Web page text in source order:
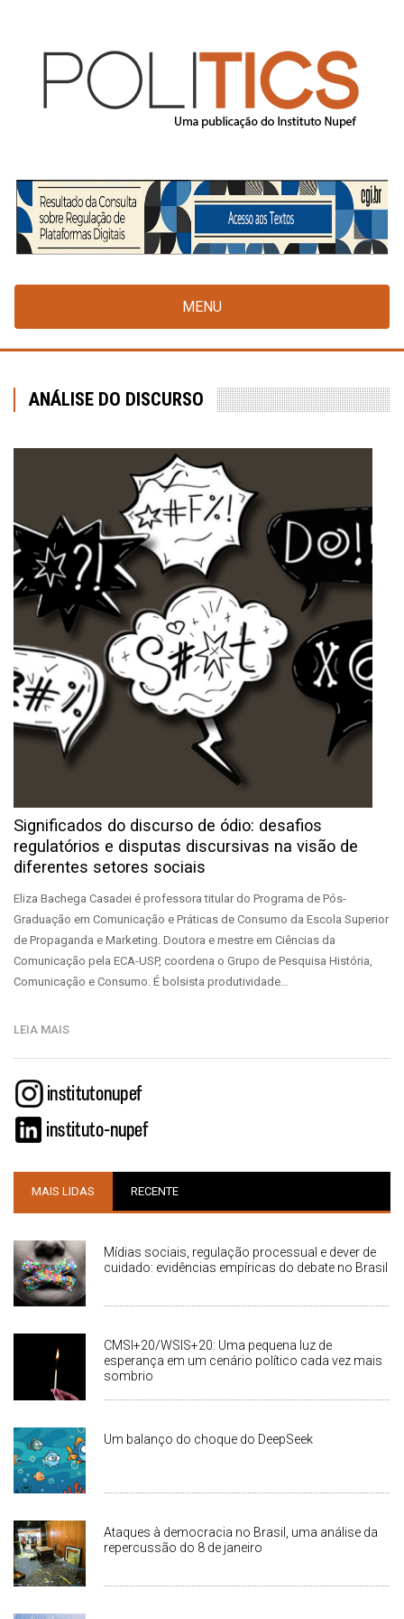
MENU
ANÁLISE DO DISCURSO
Significados do discurso de ódio: desafios
regulatórios e disputas discursivas na visão de
diferentes setores sociais
Eliza Bachega Casadei é professora titular do Programa de Pós-
Graduação em Comunicação e Práticas de Consumo da Escola Superior
de Propaganda e Marketing. Doutora e mestre em Ciências da
Comunicação pela ECA-USP, coordena o Grupo de Pesquisa História,
Comunicação e Consumo. É bolsista produtividade…
LEIA MAIS
MAIS LIDAS RECENTE
Mídias sociais, regulação processual e dever de
cuidado: evidências empíricas do debate no Brasil
CMSI+20/WSIS+20: Uma pequena luz de
esperança em um cenário político cada vez mais
sombrio
Um balanço do choque do DeepSeek
Ataques à democracia no Brasil, uma análise da
repercussão do 8 de janeiro